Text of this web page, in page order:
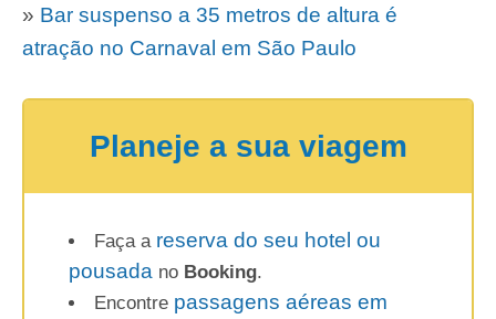
» Bar suspenso a 35 metros de altura é
atração no Carnaval em São Paulo
Planeje a sua viagem
Faça a reserva do seu hotel ou
pousada no Booking.
Encontre passagens aéreas em